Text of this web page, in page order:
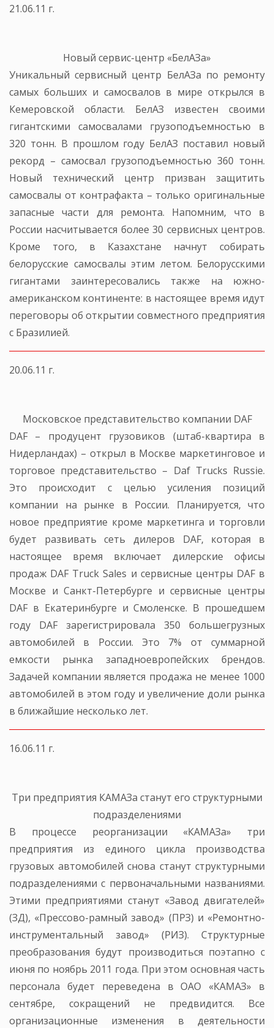
21.06.11 г.
Новый сервис-центр «БелАЗа»
Уникальный сервисный центр БелАЗа по ремонту
самых больших и самосвалов в мире открылся в
Кемеровской области. БелАЗ известен своими
гигантскими самосвалами грузоподъемностью в
320 тонн. В прошлом году БелАЗ поставил новый
рекорд – самосвал грузоподъемностью 360 тонн.
Новый технический центр призван защитить
самосвалы от контрафакта – только оригинальные
запасные части для ремонта. Напомним, что в
России насчитывается более 30 сервисных центров.
Кроме того, в Казахстане начнут собирать
белорусские самосвалы этим летом. Белорусскими
гигантами заинтересовались также на южно-
американском континенте: в настоящее время идут
переговоры об открытии совместного предприятия
с Бразилией.
20.06.11 г.
Московское представительство компании DAF
DAF – продуцент грузовиков (штаб-квартира в
Нидерландах) – открыл в Москве маркетинговое и
торговое представительство – Daf Trucks Russie.
Это происходит с целью усиления позиций
компании на рынке в России. Планируется, что
новое предприятие кроме маркетинга и торговли
будет развивать сеть дилеров DAF, которая в
настоящее время включает дилерские офисы
продаж DAF Truck Sales и сервисные центры DAF в
Москве и Санкт-Петербурге и сервисные центры
DAF в Екатеринбурге и Смоленске. В прошедшем
году DAF зарегистрировала 350 большегрузных
автомобилей в России. Это 7% от суммарной
емкости рынка западноевропейских брендов.
Задачей компании является продажа не менее 1000
автомобилей в этом году и увеличение доли рынка
в ближайшие несколько лет.
16.06.11 г.
Три предприятия КАМАЗа станут его структурными
подразделениями
В процессе реорганизации «КАМАЗа» три
предприятия из единого цикла производства
грузовых автомобилей снова станут структурными
подразделениями с первоначальными названиями.
Этими предприятиями станут «Завод двигателей»
(ЗД), «Прессово-рамный завод» (ПРЗ) и «Ремонтно-
инструментальный завод» (РИЗ). Структурные
преобразования будут производиться поэтапно с
июня по ноябрь 2011 года. При этом основная часть
персонала будет переведена в ОАО «КАМАЗ» в
сентябре, сокращений не предвидится. Все
организационные изменения в деятельности